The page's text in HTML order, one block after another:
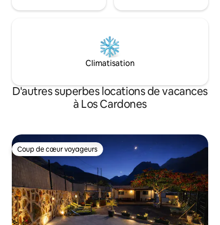
Climatisation
D'autres superbes locations de vacances
à Los Cardones
Coup de cœur voyageurs
Coup de cœur voyageurs